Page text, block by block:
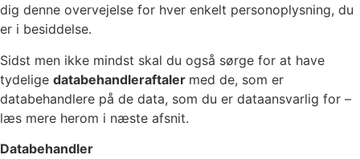
dig denne overvejelse for hver enkelt personoplysning, du
er i besiddelse.
Sidst men ikke mindst skal du også sørge for at have
tydelige databehandleraftaler med de, som er
databehandlere på de data, som du er dataansvarlig for –
læs mere herom i næste afsnit.
Databehandler